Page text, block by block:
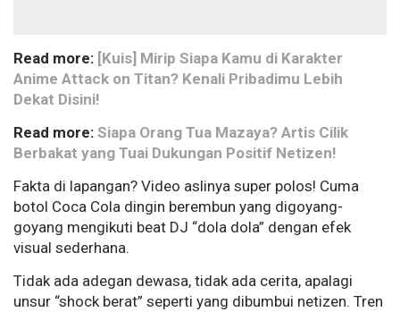
Read more: [Kuis] Mirip Siapa Kamu di Karakter
Anime Attack on Titan? Kenali Pribadimu Lebih
Dekat Disini!
Read more: Siapa Orang Tua Mazaya? Artis Cilik
Berbakat yang Tuai Dukungan Positif Netizen!
Fakta di lapangan? Video aslinya super polos! Cuma
botol Coca Cola dingin berembun yang digoyang-
goyang mengikuti beat DJ “dola dola” dengan efek
visual sederhana.
Tidak ada adegan dewasa, tidak ada cerita, apalagi
unsur “shock berat” seperti yang dibumbui netizen. Tren